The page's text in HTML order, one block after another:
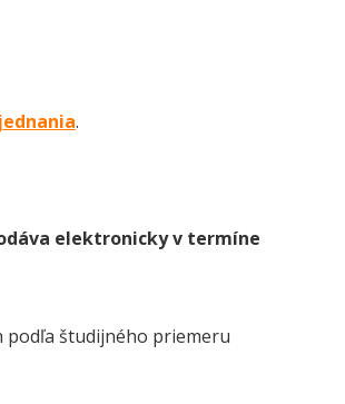
.
elektronicky v termíne
podľa študijného priemeru